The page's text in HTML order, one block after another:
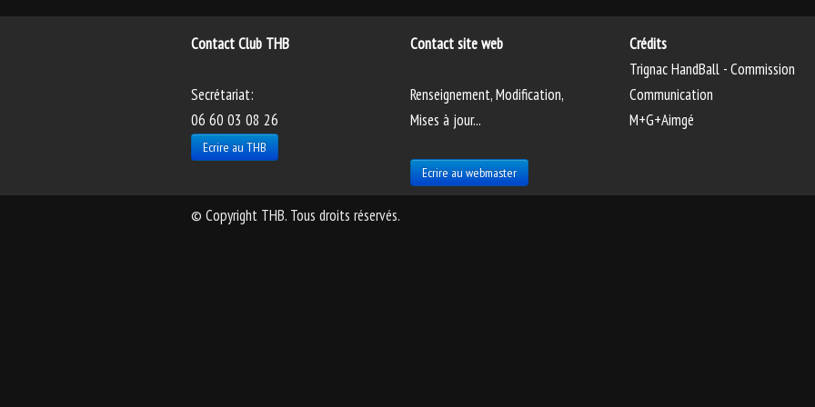
Contact Club THB
Secrétariat:
06 60 03 08 26
Ecrire au THB
Contact site web
Renseignement, Modification,
Mises à jour...
Ecrire au webmaster
Crédits
Trignac HandBall - Commission
Communication
M+G+Aimgé
© Copyright THB. Tous droits réservés.